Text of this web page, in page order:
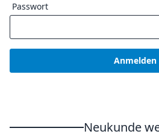
Passwort
Anmelden
Neukunde